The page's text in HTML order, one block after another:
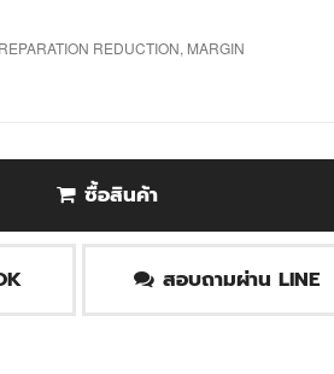
REDUCTION, MARGIN
ซื้อสินค้า
สอบถามผ่าน LINE